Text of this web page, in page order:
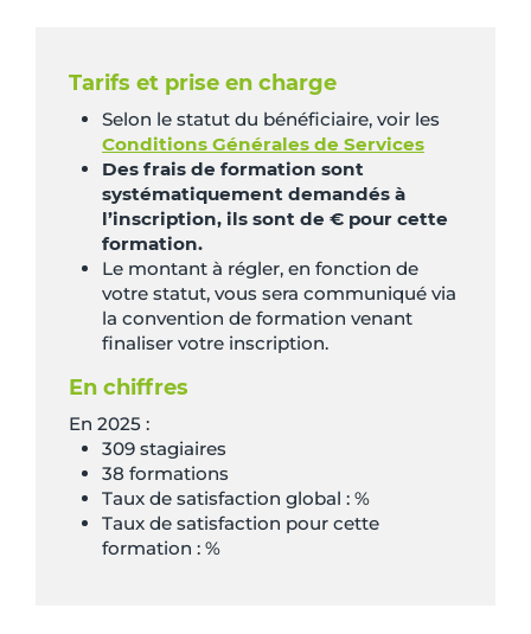
Tarifs et prise en charge
Selon le statut du bénéficiaire, voir les
Conditions Générales de Services
Des frais de formation sont
systématiquement demandés à
l’inscription, ils sont de € pour cette
formation.
Le montant à régler, en fonction de
votre statut, vous sera communiqué via
la convention de formation venant
finaliser votre inscription.
En chiffres
En 2025 :
309 stagiaires
38 formations
Taux de satisfaction global : %
Taux de satisfaction pour cette
formation : %